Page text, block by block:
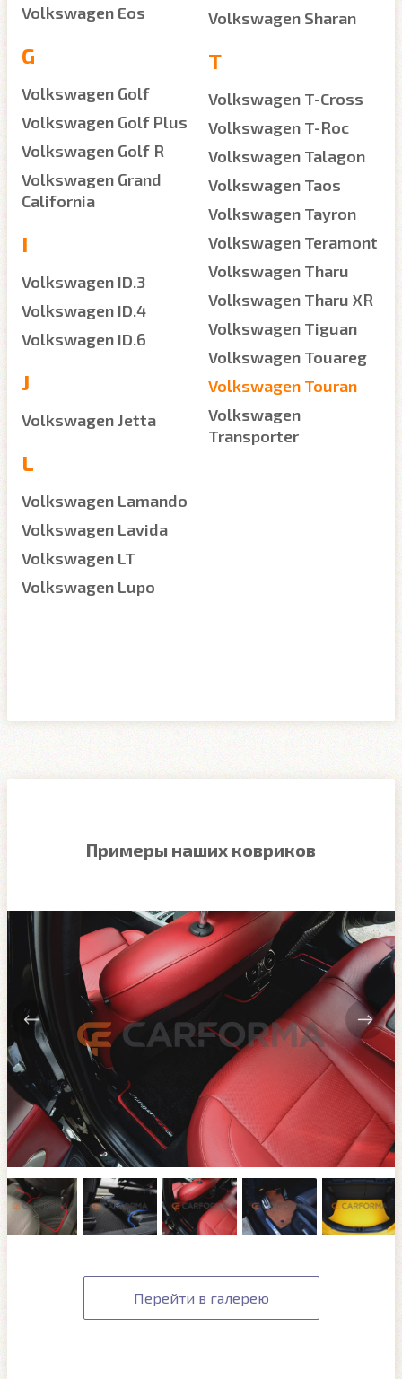
Volkswagen Eos
G
Volkswagen Golf
Volkswagen Golf Plus
Volkswagen Golf R
Volkswagen Grand
California
I
Volkswagen ID.3
Volkswagen ID.4
Volkswagen ID.6
J
Volkswagen Jetta
L
Volkswagen Lamando
Volkswagen Lavida
Volkswagen LT
Volkswagen Lupo
Volkswagen Sharan
T
Volkswagen T-Cross
Volkswagen T-Roc
Volkswagen Talagon
Volkswagen Taos
Volkswagen Tayron
Volkswagen Teramont
Volkswagen Tharu
Volkswagen Tharu XR
Volkswagen Tiguan
Volkswagen Touareg
Volkswagen Touran
Volkswagen
Transporter
Примеры наших ковриков
Перейти в галерею